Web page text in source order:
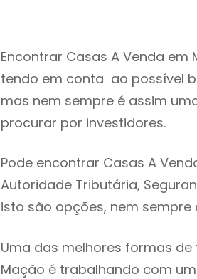
Encontrar Casas A Venda
tendo em conta ao possível
mas nem sempre é assim
procurar por investidores.
Pode encontrar Casas A
Autoridade Tributária,
isto são opções, nem
Uma das melhores formas
Mação é trabalhando com